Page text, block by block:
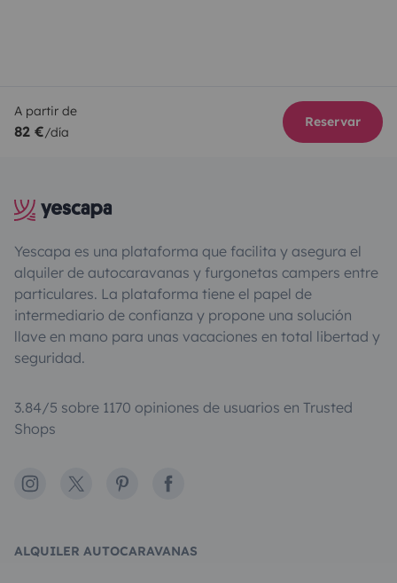
A partir de
82 €/día
Reservar
Yescapa es una plataforma que facilita y asegura el
alquiler de autocaravanas y furgonetas campers entre
particulares. La plataforma tiene el papel de
intermediario de confianza y propone una solución
llave en mano para unas vacaciones en total libertad y
seguridad.
3.84/5 sobre 1170 opiniones de usuarios en Trusted
Shops
Instagram
X PinterestFacebook
ALQUILER AUTOCARAVANAS